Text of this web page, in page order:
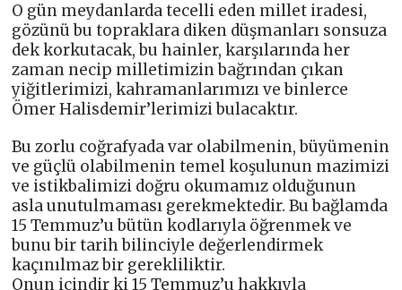
O gün meydanlarda tecelli eden millet iradesi,
gözünü bu topraklara diken düşmanları sonsuza
dek korkutacak, bu hainler, karşılarında her
zaman necip milletimizin bağrından çıkan
yiğitlerimizi, kahramanlarımızı ve binlerce
Ömer Halisdemir’lerimizi bulacaktır.
Bu zorlu coğrafyada var olabilmenin, büyümenin
ve güçlü olabilmenin temel koşulunun mazimizi
ve istikbalimizi doğru okumamız olduğunun
asla unutulmaması gerekmektedir. Bu bağlamda
15 Temmuz’u bütün kodlarıyla öğrenmek ve
bunu bir tarih bilinciyle değerlendirmek
kaçınılmaz bir gerekliliktir.
Onun içindir ki 15 Temmuz’u hakkıyla